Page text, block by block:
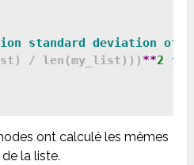
standard deviation of
/ len(my_list))) **2 for
ont calculé les mêmes
la liste.